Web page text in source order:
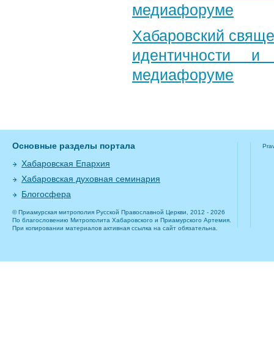
медиафоруме
Хабаровский
идентичности
медиафоруме
Основные разделы портала
Хабаровская Епархия
Хабаровская духовная семинария
Блогосфера
© Приамурская митрополия Русской Православной Церкви, 2012 - 2026
По благословению Митрополита Хабаровского и Приамурского Артемия.
При копировании материалов активная ссылка на сайт обязательна.